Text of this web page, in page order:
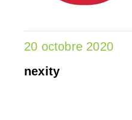
20 octobre 2020
nexity